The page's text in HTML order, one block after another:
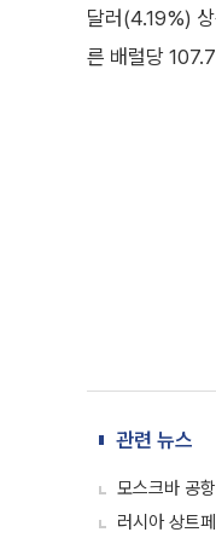
달러(4.19%)
른 배럴당
관련 뉴스
모스크바 공
러시아 상트